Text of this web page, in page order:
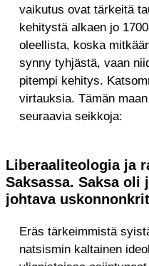
vaikutus ovat tärkeitä
kehitystä alkaen jo
oleellista, koska
synny tyhjästä, vaan
pitempi kehitys.
virtauksia. Tämän
seuraavia seikkoja:
Liberaaliteologia ja
Saksassa. Saksa oli
johtava
Eräs tärkeimmistä
natsismin kaltainen